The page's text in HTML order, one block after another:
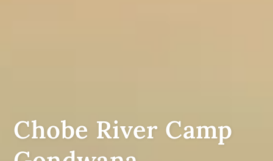
Chobe River Camp